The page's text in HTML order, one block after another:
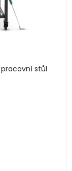
pracovní stůl